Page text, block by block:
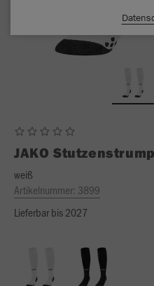
JAKO
weiß
Artikelnummer: 3899
Lieferbar bis 2027